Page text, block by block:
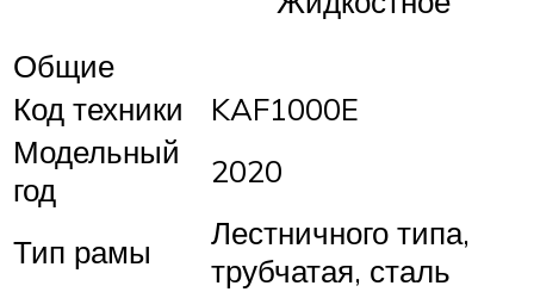
Общие
Код техники
KAF1000E
Модельный
год
2020
Тип рамы
Лестничного типа,
трубчатая, сталь